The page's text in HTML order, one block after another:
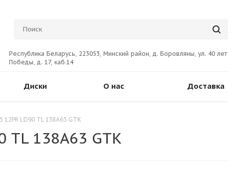
Республика Беларусь, 223053, Минский район, д. Боровляны, ул. 40 лет
Победы, д. 17, каб.14
Диски О нас Доставка
12PR LD90 TL 138A63 GTK
TL 138A63 GTK